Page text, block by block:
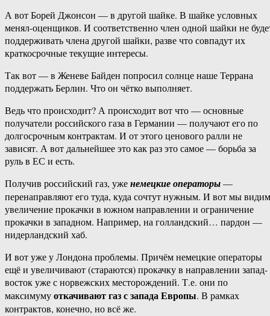
А вот Борей Джонсон — в другой шайке. В шайке условных
менял-оценщиков. И соответственно член одной шайки не
поддерживать члена другой шайки, разве что совпадут их
краткосрочные текущие интересы.
Так вот — в Женеве Байден попросил солнце наше Террана
поддержать Берлин. Что он чётко выполняет.
Ведь что происходит? А происходит вот что — основные
получатели российского газа в Германии — получают его по
долгосрочным контрактам. И от этого ценового ралли не
зависят. А вот дальнейшее это как раз это самое — борьба за
руль в ЕС и есть.
Получив российский газ, уженемецкие операторы—
перенаправляют его туда, куда сочтут нужным. И вот мы видим
увеличение прокачки в южном направлении и ограничение
прокачки в западном. Например, на голландский… пардон —
нидерландский хаб.
И вот уже у Лондона проблемы. Причём немецкие операторы
ещё и увеличивают (стараются) прокачку в направлении запад-
восток уже с норвежских месторождений. Т.е. они по
максимумуоткачивают газ с запада Европы. В рамках
контрактов, конечно, но всё же.